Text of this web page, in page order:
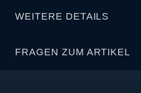
WEITERE DETAILS
FRAGEN ZUM ARTIKEL